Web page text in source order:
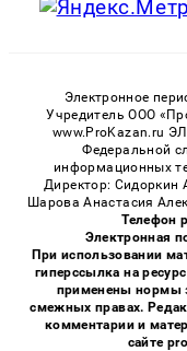
Электронное
Учредитель ООО
www.ProKazan.ru
Федеральной
информационных
Директор: Сидоркин
Шарова Анастасия
Телефон
Электронная
При использовании
гиперссылка на
применены нормы
смежных правах.
комментарии и
сайте